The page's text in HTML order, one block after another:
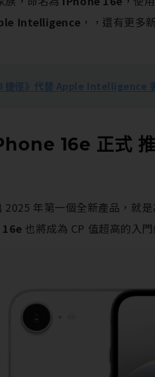
Intelligence ，，還有更多
捷徑》代替 Apple Intelligence
16e 正式
2025 年第一個全新產品，就
也將成為 CP 值超高的入